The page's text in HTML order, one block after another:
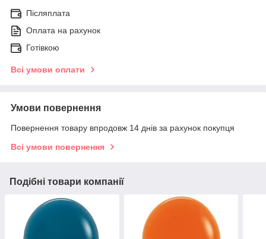
Післяплата
Оплата на рахунок
Готівкою
Всі умови оплати
Умови повернення
Повернення товару впродовж 14 днів за рахунок покупця
Всі умови повернення
Подібні товари компанії